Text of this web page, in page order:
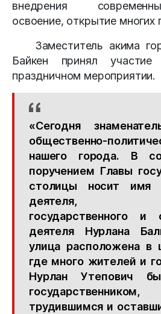
внедрения
освоение, открытие многих
Заместитель акима
Байкен принял
праздничном мероприятии.
«Сегодня
общественно-
нашего города. В
поручением Главы
столицы носит имя
деятеля,
государственного и
деятеля Нурлана
улица расположена в
где много жителей и
Нурлан Утепович
трудившимся и